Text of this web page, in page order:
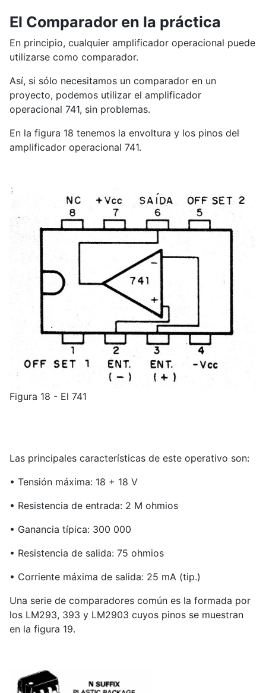
El Comparador en la práctica
En principio, cualquier amplificador operacional puede
utilizarse como comparador.
Así, si sólo necesitamos un comparador en un
proyecto, podemos utilizar el amplificador
operacional 741, sin problemas.
En la figura 18 tenemos la envoltura y los pinos del
amplificador operacional 741.
Figura 18 - El 741
Las principales características de este operativo son:
• Tensión máxima: 18 + 18 V
• Resistencia de entrada: 2 M ohmios
• Ganancia típica: 300 000
• Resistencia de salida: 75 ohmios
• Corriente máxima de salida: 25 mA (tip.)
Una serie de comparadores común es la formada por
los LM293, 393 y LM2903 cuyos pinos se muestran
en la figura 19.